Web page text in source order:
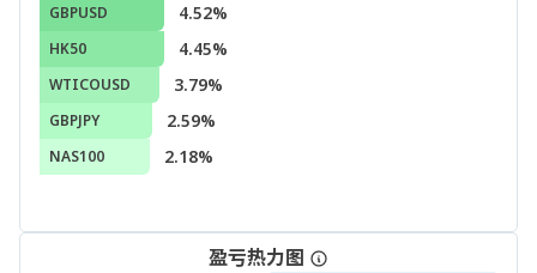
GBPUSD 4.52%
HK50 4.45%
WTICOUSD 3.79%
GBPJPY 2.59%
NAS100 2.18%
盈亏热力图